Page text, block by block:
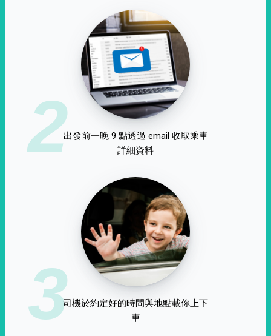
2出發前一晚 9 點透過 email 收取乘車
詳細資料
3司機於約定好的時間與地點載你上下
車